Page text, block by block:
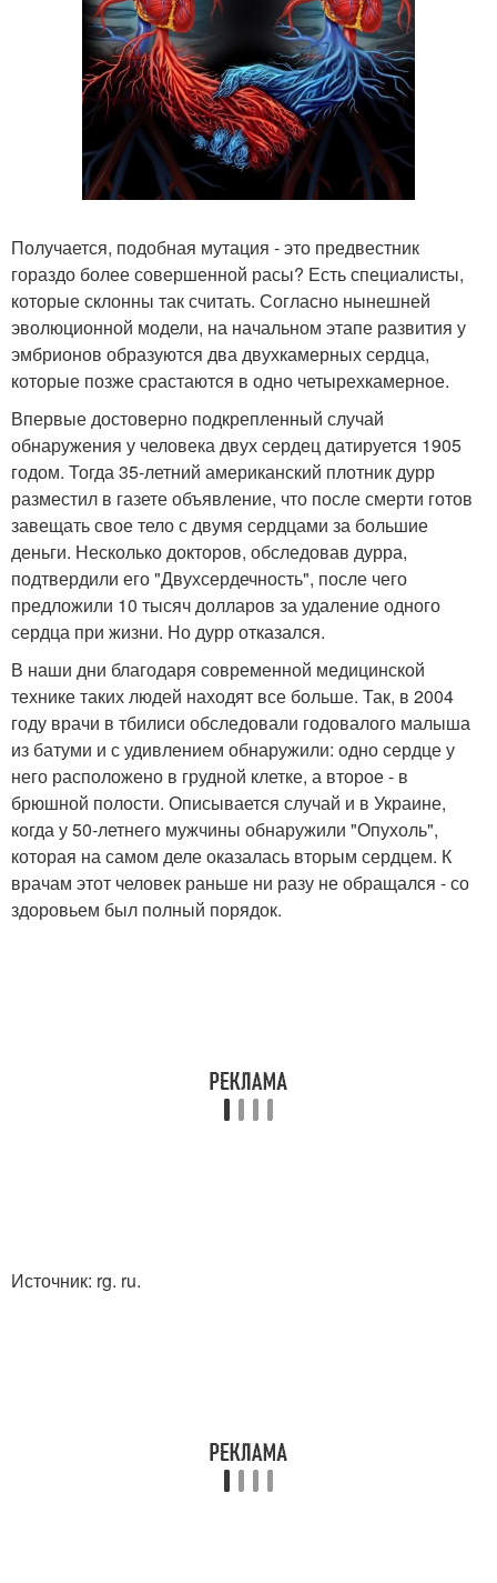
Получается, подобная мутация - это предвестник
гораздо более совершенной расы? Есть специалисты,
которые склонны так считать. Согласно нынешней
эволюционной модели, на начальном этапе развития у
эмбрионов образуются два двухкамерных сердца,
которые позже срастаются в одно четырехкамерное.
Впервые достоверно подкрепленный случай
обнаружения у человека двух сердец датируется 1905
годом. Тогда 35-летний американский плотник дурр
разместил в газете объявление, что после смерти готов
завещать свое тело с двумя сердцами за большие
деньги. Несколько докторов, обследовав дурра,
подтвердили его "Двухсердечность", после чего
предложили 10 тысяч долларов за удаление одного
сердца при жизни. Но дурр отказался.
В наши дни благодаря современной медицинской
технике таких людей находят все больше. Так, в 2004
году врачи в тбилиси обследовали годовалого малыша
из батуми и с удивлением обнаружили: одно сердце у
него расположено в грудной клетке, а второе - в
брюшной полости. Описывается случай и в Украине,
когда у 50-летнего мужчины обнаружили "Опухоль",
которая на самом деле оказалась вторым сердцем. К
врачам этот человек раньше ни разу не обращался - со
здоровьем был полный порядок.
Источник: rg. ru.